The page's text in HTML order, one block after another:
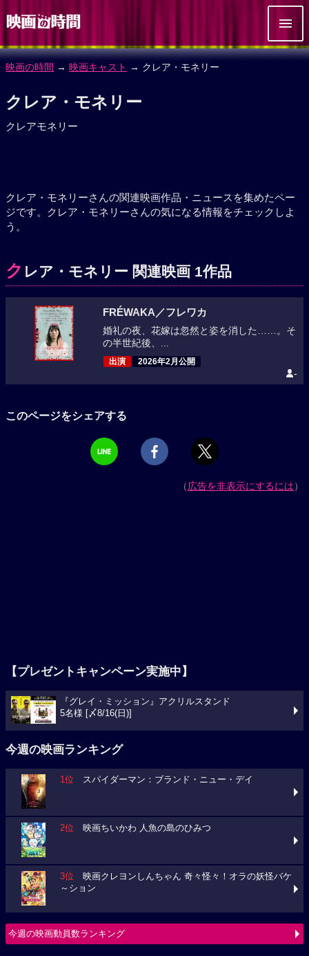
映画の時間 → 映画キャスト → クレア・モネリー
クレア・モネリー
クレアモネリー
クレア・モネリーさんの関連映画作品・ニュースを集めたペー
ジです。クレア・モネリーさんの気になる情報をチェックしよ
う。
ク レア・モネリー 関連映画 1作品
FRÉWAKA／フレワカ
婚礼の夜、花嫁は忽然と姿を消した……。そ
の半世紀後、...
出演 2026年2月公開
-
このページをシェアする
（広告を非表示にするには）
【プレゼントキャンペーン実施中】
『グレイ・ミッション』アクリルスタンド
5名様 [〆8/16(日)]
今週の映画ランキング
1位 スパイダーマン：ブランド・ニュー・デイ
2位 映画ちいかわ 人魚の島のひみつ
3位 映画クレヨンしんちゃん 奇々怪々！オラの妖怪バケ
～ション
今週の映画動員数ランキング